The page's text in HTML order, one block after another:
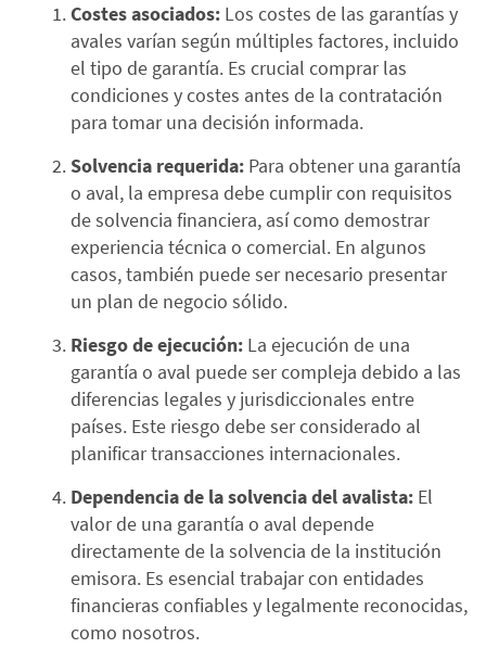
Costes asociados: Los costes de las garantías y
avales varían según múltiples factores, incluido
el tipo de garantía. Es crucial comprar las
condiciones y costes antes de la contratación
para tomar una decisión informada.
Solvencia requerida: Para obtener una garantía
o aval, la empresa debe cumplir con requisitos
de solvencia financiera, así como demostrar
experiencia técnica o comercial. En algunos
casos, también puede ser necesario presentar
un plan de negocio sólido.
Riesgo de ejecución: La ejecución de una
garantía o aval puede ser compleja debido a las
diferencias legales y jurisdiccionales entre
países. Este riesgo debe ser considerado al
planificar transacciones internacionales.
Dependencia de la solvencia del avalista: El
valor de una garantía o aval depende
directamente de la solvencia de la institución
emisora. Es esencial trabajar con entidades
financieras confiables y legalmente reconocidas,
como nosotros.